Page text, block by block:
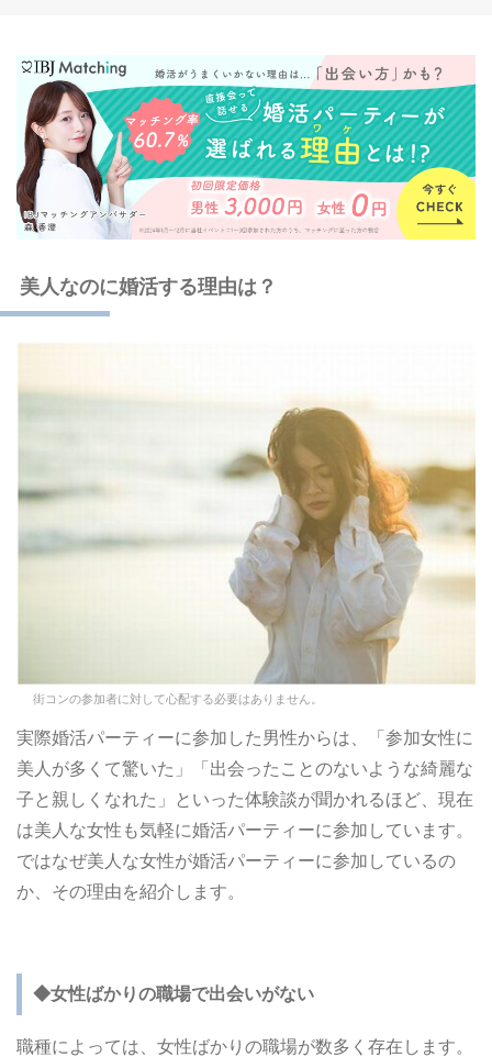
美人なのに婚活する理由は？
街コンの参加者に対して心配する必要はありません。
実際婚活パーティーに参加した男性からは、「参加女性に
美人が多くて驚いた」「出会ったことのないような綺麗な
子と親しくなれた」といった体験談が聞かれるほど、現在
は美人な女性も気軽に婚活パーティーに参加しています。
ではなぜ美人な女性が婚活パーティーに参加しているの
か、その理由を紹介します。
◆女性ばかりの職場で出会いがない
職種によっては、女性ばかりの職場が数多く存在します。